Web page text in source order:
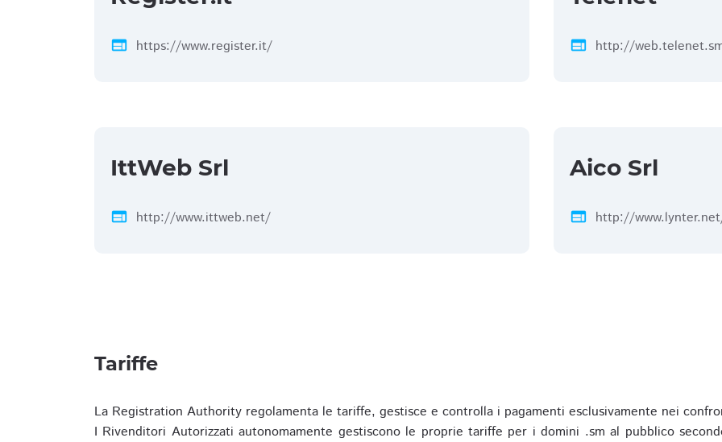
web https://www.register.it/ web http://
IttWeb Srl
web http://www.ittweb.net/
Aico Srl
web http://
Tariffe
La Registration Authority regolamenta le tariffe, gestisce e controlla i pagamenti esclusivamente nei
I Rivenditori Autorizzati autonomamente gestiscono le proprie tariffe per i domini .sm al pubblico